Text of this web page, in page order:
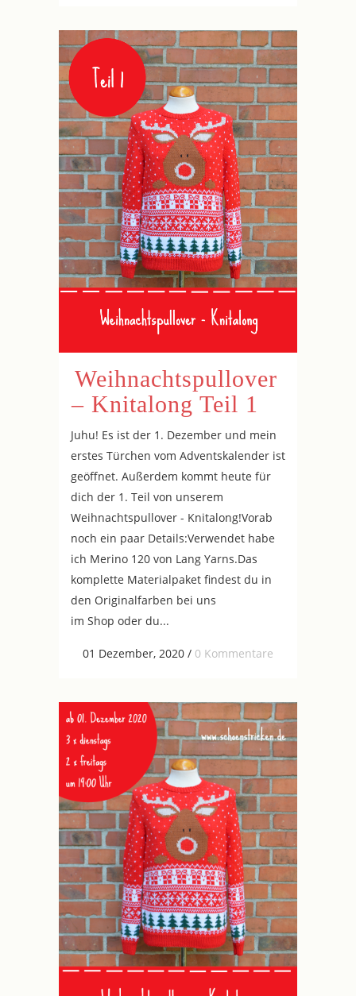
Weihnachtspullover
– Knitalong Teil 1
Juhu! Es ist der 1. Dezember und mein
erstes Türchen vom Adventskalender ist
geöffnet. Außerdem kommt heute für
dich der 1. Teil von unserem
Weihnachtspullover - Knitalong!Vorab
noch ein paar Details:Verwendet habe
ich Merino 120 von Lang Yarns.Das
komplette Materialpaket findest du in
den Originalfarben bei uns
im Shop oder du...
01 Dezember, 2020 / 0 Kommentare